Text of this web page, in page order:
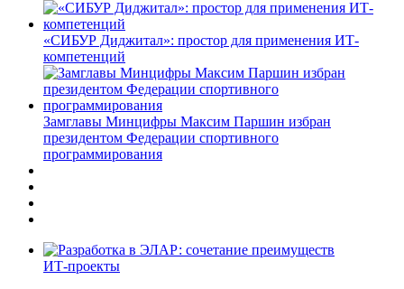
«СИБУР Диджитал»: простор для применения ИТ-
компетенций
Замглавы Минцифры Максим Паршин избран
президентом Федерации спортивного
программирования
ИТ-проекты